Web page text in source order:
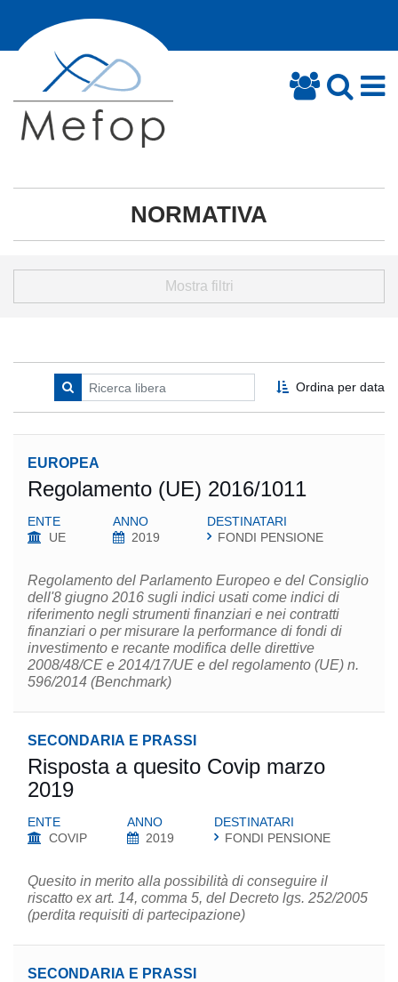
NORMATIVA
Mostra filtri
Ordina per data
EUROPEA
Regolamento (UE) 2016/1011
ENTE
UE
ANNO
2019
DESTINATARI
FONDI PENSIONE
Regolamento del Parlamento Europeo e del Consiglio
dell'8 giugno 2016 sugli indici usati come indici di
riferimento negli strumenti finanziari e nei contratti
finanziari o per misurare la performance di fondi di
investimento e recante modifica delle direttive
2008/48/CE e 2014/17/UE e del regolamento (UE) n.
596/2014 (Benchmark)
SECONDARIA E PRASSI
Risposta a quesito Covip marzo
2019
ENTE
COVIP
ANNO
2019
DESTINATARI
FONDI PENSIONE
Quesito in merito alla possibilità di conseguire il
riscatto ex art. 14, comma 5, del Decreto lgs. 252/2005
(perdita requisiti di partecipazione)
SECONDARIA E PRASSI